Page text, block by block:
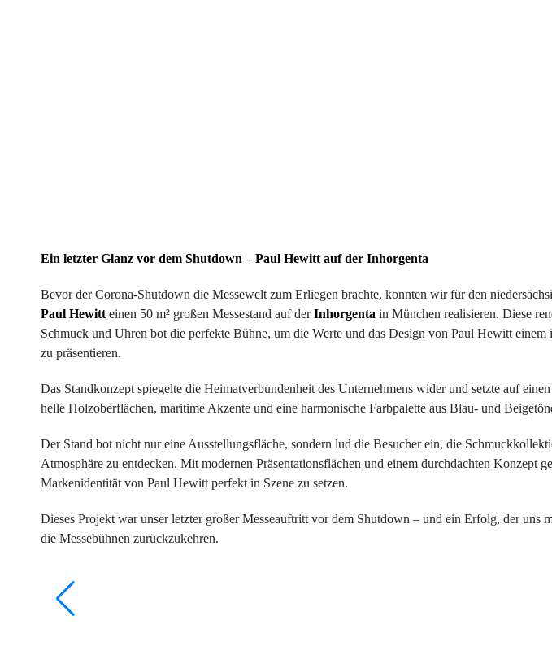
Ein letzter Glanz vor dem Shutdown – Paul Hewitt auf der Inhorgenta
Bevor der Corona-Shutdown die Messewelt zum Erliegen brachte, konnten wir für den
Paul Hewitt einen 50 m² großen Messestand auf derInhorgenta in München realisieren. Diese
Schmuck und Uhren bot die perfekte Bühne, um die Werte und das Design von Paul Hewitt
zu präsentieren.
Das Standkonzept spiegelte die Heimatverbundenheit des Unternehmens wider und setzte auf
helle Holzoberflächen, maritime Akzente und eine harmonische Farbpalette aus Blau- und
Der Stand bot nicht nur eine Ausstellungsfläche, sondern lud die Besucher ein, die
Atmosphäre zu entdecken. Mit modernen Präsentationsflächen und einem durchdachten Konzept
Markenidentität von Paul Hewitt perfekt in Szene zu setzen.
Dieses Projekt war unser letzter großer Messeauftritt vor dem Shutdown – und ein Erfolg, der uns
die Messebühnen zurückzukehren.